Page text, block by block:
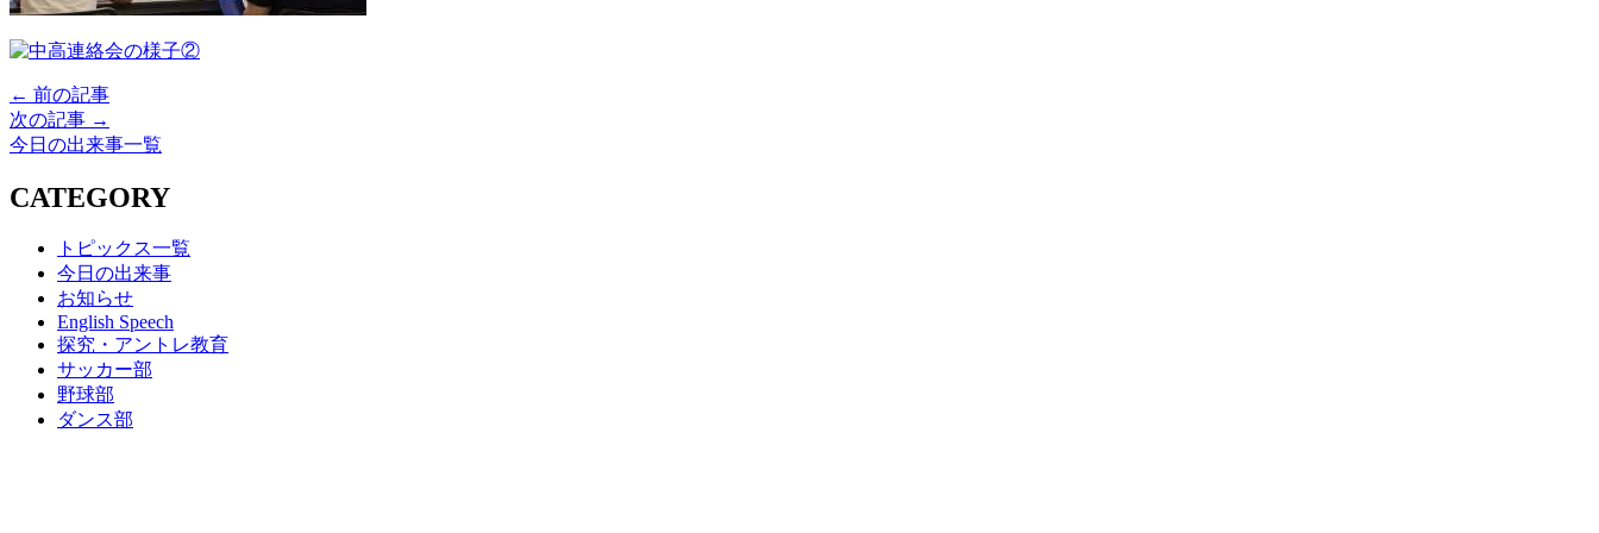
← 前の記事
次の記事 →
今日の出来事一覧
CATEGORY
トピックス一覧
今日の出来事
お知らせ
English Speech
探究・アントレ教育
サッカー部
野球部
ダンス部